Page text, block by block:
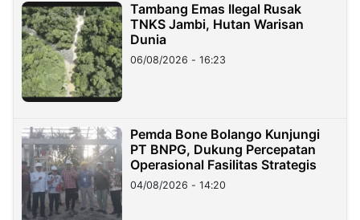
Tambang Emas Ilegal Rusak
TNKS Jambi, Hutan Warisan
Dunia
06/08/2026 - 16:23
Pemda Bone Bolango Kunjungi
PT BNPG, Dukung Percepatan
Operasional Fasilitas Strategis
04/08/2026 - 14:20